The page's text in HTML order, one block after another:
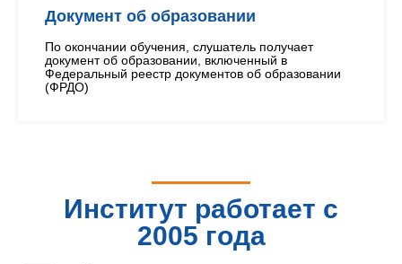
Документ об образовании
По окончании обучения, слушатель получает
документ об образовании, включенный в
Федеральный реестр документов об образовании
(ФРДО)
Институт работает с
2005 года